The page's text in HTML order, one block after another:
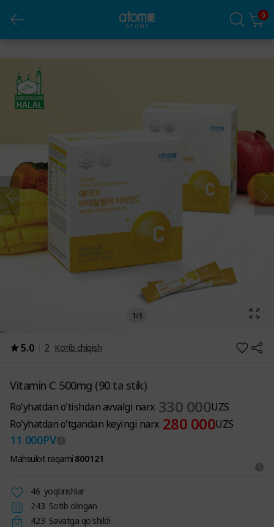
0
Vitamin C 500mg (90 ta stik)
1/3
5.0 2 Ko‘rib chiqish
Vitamin C 500mg (90 ta stik)
Ro'yhatdan o'tishdan avvalgi narx 330 000UZS
Ro'yhatdan o'tgandan keyingi narx 280 000UZS
11 000PV
Mahsulot raqami 800121
46 yoqtirishlar
243 Sotib olingan
423 Savatga qo'shildi